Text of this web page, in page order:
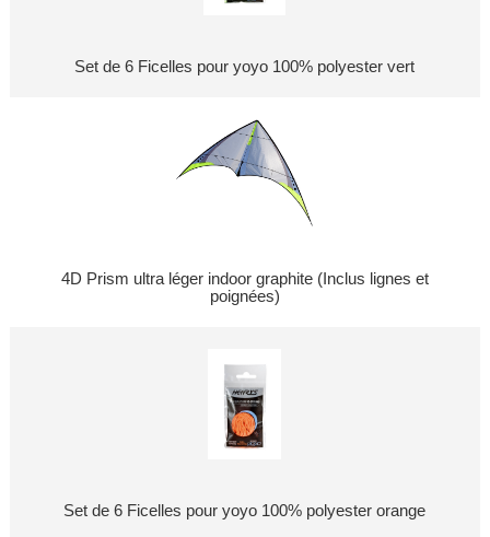
Set de 6 Ficelles pour yoyo 100% polyester vert
4D Prism ultra léger indoor graphite (Inclus lignes et
poignées)
Set de 6 Ficelles pour yoyo 100% polyester orange